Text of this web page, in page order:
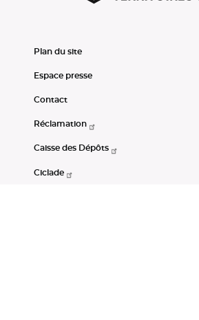
Plan du site
Espace presse
Contact
Réclamation
Caisse des Dépôts
Ciclade